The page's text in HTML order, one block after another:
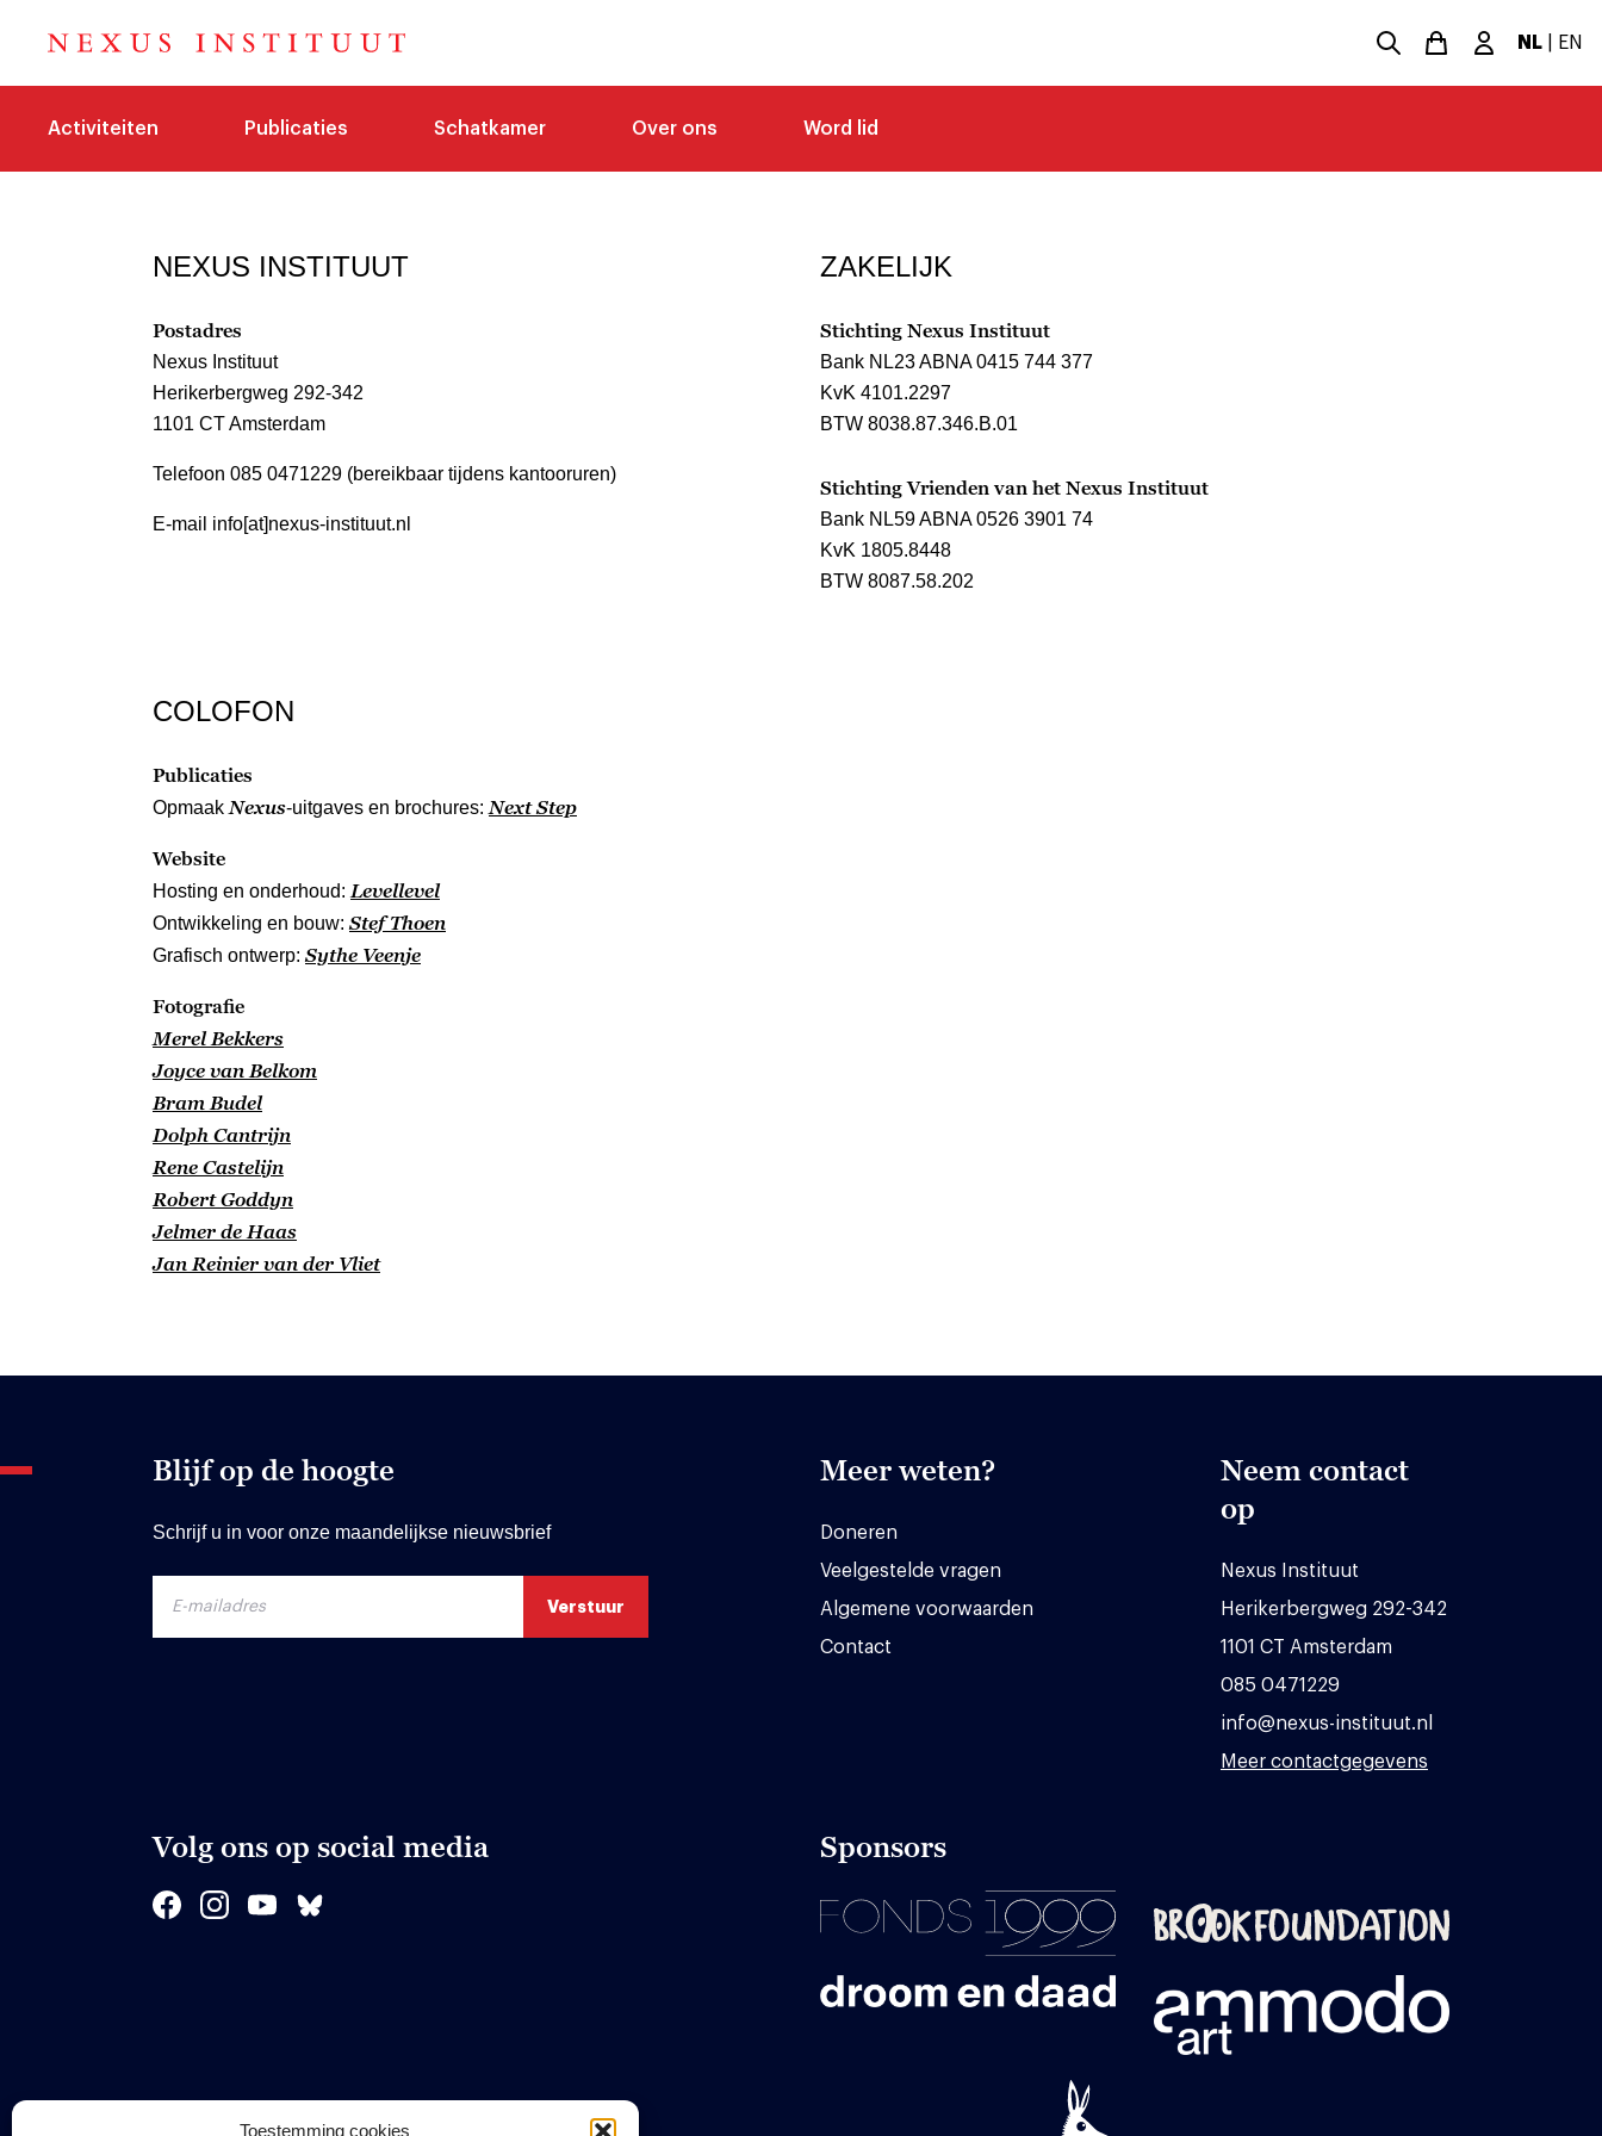
Toestemming cookies
NL EN
Activiteiten Publicaties Schatkamer Over ons Word lid
NEXUS INSTITUUT
Postadres
Nexus Instituut
Herikerbergweg 292-342
1101 CT Amsterdam
Telefoon 085 0471229 (bereikbaar tijdens kantooruren)
E-mail info[at]nexus-instituut.nl
ZAKELIJK
Stichting Nexus Instituut
Bank NL23 ABNA 0415 744 377
KvK 4101.2297
BTW 8038.87.346.B.01
Stichting Vrienden van het Nexus Instituut
Bank NL59 ABNA 0526 3901 74
KvK 1805.8448
BTW 8087.58.202
COLOFON
Publicaties
Opmaak Nexus-uitgaves en brochures: Next Step
Website
Hosting en onderhoud: Levellevel
Ontwikkeling en bouw: Stef Thoen
Grafisch ontwerp: Sythe Veenje
Fotografie
Merel Bekkers
Joyce van Belkom
Bram Budel
Dolph Cantrijn
Rene Castelijn
Robert Goddyn
Jelmer de Haas
Jan Reinier van der Vliet
Blijf op de hoogte
Schrijf u in voor onze maandelijkse nieuwsbrief
Meer weten?
Doneren
Veelgestelde vragen
Algemene voorwaarden
Contact
Neem contact
op
Nexus Instituut
Herikerbergweg 292-342
1101 CT Amsterdam
085 0471229
info@nexus-instituut.nl
Meer contactgegevens
Volg ons op social media Sponsors